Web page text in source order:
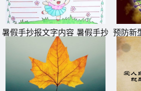
8、 如果我们能够勇敢地去爱，坚强
别人的快乐而高兴，明智地理解身边
能够取得别的生物所不能取得的成就
9、 路再长也会有终点，夜再长也会
多大，总会有停止的时候。乌云永
暑假手抄报文字内容 暑假手抄
报简单又好看
预防新
状病